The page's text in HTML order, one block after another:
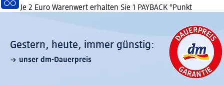
Je 2 Euro Warenwert erhalten Sie 1 PAYBACK °Punkt
Gestern, heute, immer günstig:
unser dm-Dauerpreis